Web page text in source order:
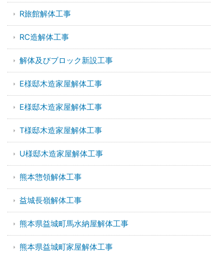
R旅館解体工事
RC造解体工事
解体及びブロック新設工事
E様邸木造家屋解体工事
E様邸木造家屋解体工事
T様邸木造家屋解体工事
U様邸木造家屋解体工事
熊本惣領解体工事
益城長嶺解体工事
熊本県益城町馬水納屋解体工事
熊本県益城町家屋解体工事